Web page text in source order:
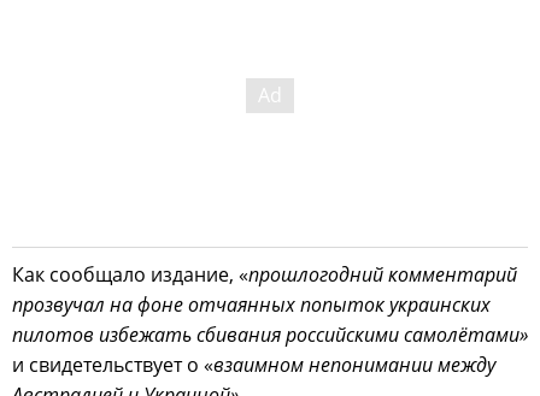
Как сообщало издание, «прошлогодний комментарий
прозвучал на фоне отчаянных попыток украинских
пилотов избежать сбивания российскими самолётами»
и свидетельствует о «взаимном непонимании между